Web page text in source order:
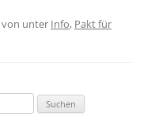
von unter Info, Pakt für